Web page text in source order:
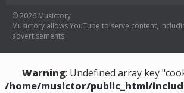
© 2026 Musictory
Musictory allows YouTube to serve content,
advertisements
Warning: Undefined array key
/home/musictor/public_html/